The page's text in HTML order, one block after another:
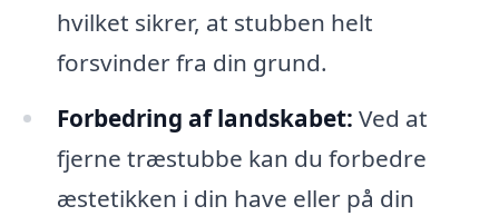
hvilket sikrer, at stubben helt
forsvinder fra din grund.
Forbedring af landskabet: Ved at
fjerne træstubbe kan du forbedre
æstetikken i din have eller på din